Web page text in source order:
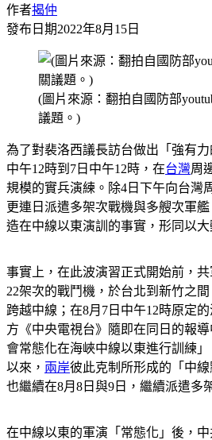
作者揭仲
發布日期2022年8月15日
(圖片來源：翻拍自國防部
議題。)
為了對裴洛西議長訪台做出「強有
中午12時到7日中午12時，在台灣周
規模的實兵演練。除4日下午向台灣
更連日派遣多架次戰機與多艘次軍
造在中線以東演訓的事實，形同以
事實上，在此波演習正式開始前，
22架次的戰鬥機，於台北到新竹之
跨越中線；在8月7日中午12時原定
方《中央電視台》隨即在同日的報
會常態化在海峽中線以東進行訓練
以來， 兩岸彼此克制所形成的「中
也繼續在8月8日與9日，繼續派遣多
在中線以東的軍演「常態化」後，